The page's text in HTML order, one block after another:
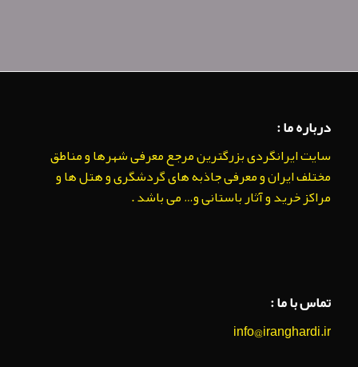
درباره ما :
سایت ایرانگردی بزرگترین مرجع معرفی شهرها و مناطق
مختلف ایران و معرفی جاذبه های گردشگری و هتل ها و
مراکز خرید و آثار باستانی و… می باشد .
تماس با ما :
info@iranghardi.ir